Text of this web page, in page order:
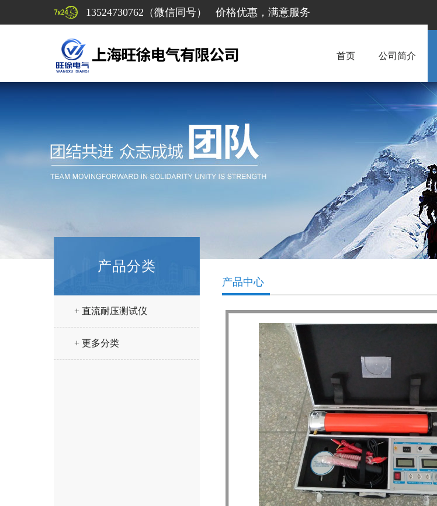
13524730762（微信同号） 价格优惠，满意服务
首页 公司简介
产品分类
+ 直流耐压测试仪
+ 更多分类
产品中心